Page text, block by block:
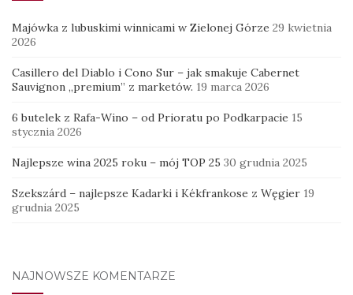
Majówka z lubuskimi winnicami w Zielonej Górze 29 kwietnia
2026
Casillero del Diablo i Cono Sur – jak smakuje Cabernet
Sauvignon „premium” z marketów. 19 marca 2026
6 butelek z Rafa-Wino – od Prioratu po Podkarpacie 15
stycznia 2026
Najlepsze wina 2025 roku – mój TOP 25 30 grudnia 2025
Szekszárd – najlepsze Kadarki i Kékfrankose z Węgier 19
grudnia 2025
NAJNOWSZE KOMENTARZE